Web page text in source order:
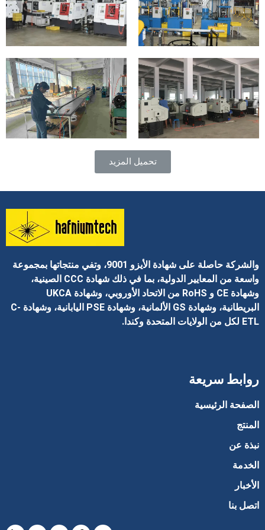
تحميل المزيد
والشركة حاصلة على شهادة الأيزو 9001، وتفي منتجاتها بمجموعة
واسعة من المعايير الدولية، بما في ذلك شهادة CCC الصينية،
وشهادة CE و RoHS من الاتحاد الأوروبي، وشهادة UKCA
البريطانية، وشهادة GS الألمانية، وشهادة PSE اليابانية، وشهادة C-
ETL لكل من الولايات المتحدة وكندا.
روابط سريعة
الصفحة الرئيسية
المنتج
نبذة عن
الخدمة
الأخبار
اتصل بنا